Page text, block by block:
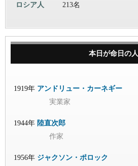
ロシア人 213名
本日が命日の人
1919年 アンドリュー・カーネギー
実業家
1944年 陸直次郎
作家
1956年 ジャクソン・ポロック